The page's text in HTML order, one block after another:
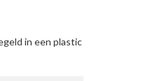
in een plastic